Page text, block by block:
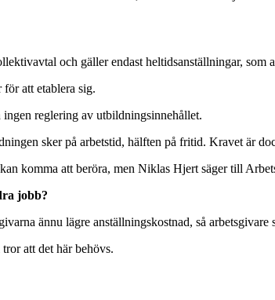
och gäller endast heltidsanställningar,
att etablera sig.
reglering av utbildningsinnehållet.
sker på arbetstid, hälften på fritid. Kravet är
komma att beröra, men Niklas Hjert säger till
jobb?
ännu lägre anställningskostnad, så
att det här behövs.